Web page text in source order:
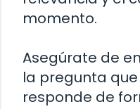
momento.
Asegúrate de
la pregunta
responde de